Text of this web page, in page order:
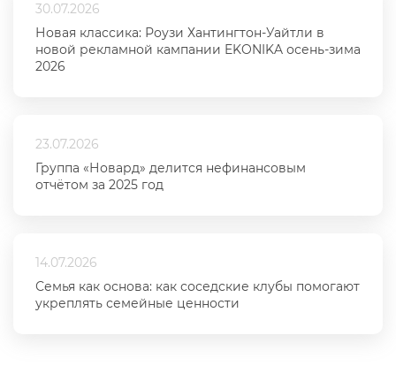
30.07.2026
Новая классика: Роузи Хантингтон-Уайтли в
новой рекламной кампании EKONIKA осень-зима
2026
23.07.2026
Группа «Новард» делится нефинансовым
отчётом за 2025 год
14.07.2026
Семья как основа: как соседские клубы помогают
укреплять семейные ценности